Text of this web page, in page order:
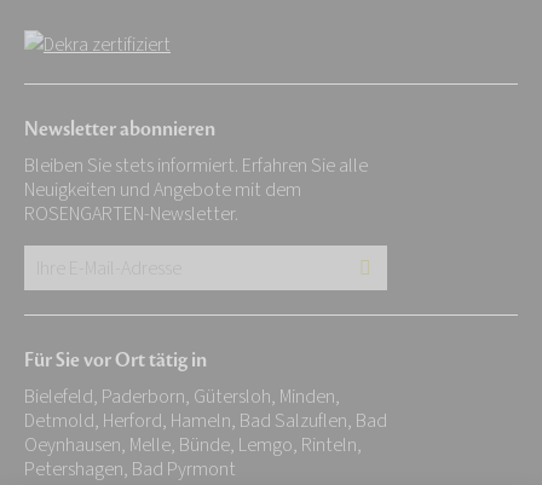
Newsletter abonnieren
Bleiben Sie stets informiert. Erfahren Sie alle
Neuigkeiten und Angebote mit dem
ROSENGARTEN-Newsletter.
Adresse:
*
Für Sie vor Ort tätig in
Bielefeld, Paderborn, Gütersloh, Minden,
Detmold, Herford, Hameln, Bad Salzuflen, Bad
Oeynhausen, Melle, Bünde, Lemgo, Rinteln,
Petershagen, Bad Pyrmont